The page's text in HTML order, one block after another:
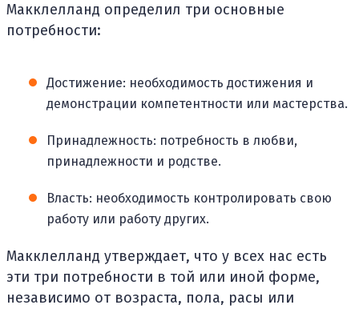
Макклелланд определил три основные
потребности:
Достижение: необходимость достижения и
демонстрации компетентности или мастерства.
Принадлежность: потребность в любви,
принадлежности и родстве.
Власть: необходимость контролировать свою
работу или работу других.
Макклелланд утверждает, что у всех нас есть
эти три потребности в той или иной форме,
независимо от возраста, пола, расы или